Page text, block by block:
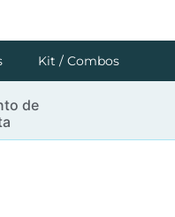
Kit / Combos
de